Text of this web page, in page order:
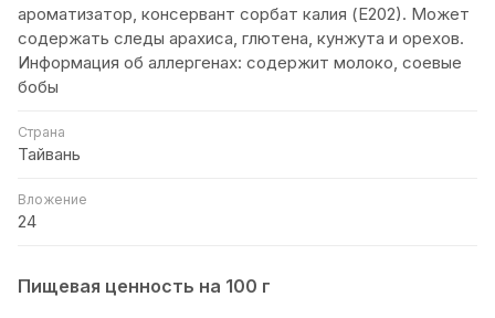
ароматизатор, консервант сорбат калия (Е202). Может
содержать следы арахиса, глютена, кунжута и орехов.
Информация об аллергенах: содержит молоко, соевые
бобы
Страна
Тайвань
Вложение
24
Пищевая ценность на 100 г